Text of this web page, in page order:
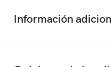
Información